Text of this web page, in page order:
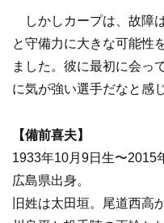
しかしカープは、故障
と守備力に大きな可能性
ました。彼に最初に会っ
に気が強い選手だなと感
【備前喜夫】
1933年10月9日生〜2015
広島県出身。
旧姓は太田垣。尾道西高